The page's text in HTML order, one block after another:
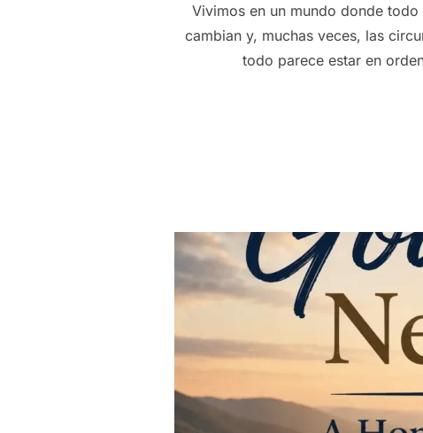
Vivimos en un mundo donde
cambian y, muchas veces, las
todo parece estar en